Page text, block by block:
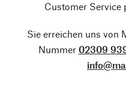
Customer Service
Sie erreichen uns von
Nummer 02309